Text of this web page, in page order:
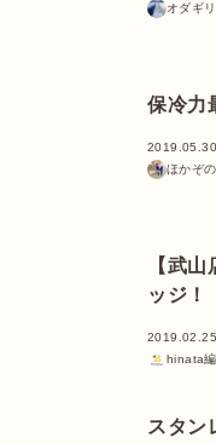
オダギリ
保冷力
2019.05.30
ほかぞの
【武
ッジ！
2019.02.25
hinata
スタン